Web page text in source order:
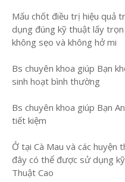
Mấu chốt điều trị hiệu quả
dụng đúng kỹ thuật lấy
không sẹo và không hở mi
Bs chuyên khoa giúp Bạn
sinh hoạt bình thường
Bs chuyên khoa giúp Bạn
tiết kiệm
Ở tại Cà Mau và các huyện
đây có thể được sử dụng
Thuật Cao